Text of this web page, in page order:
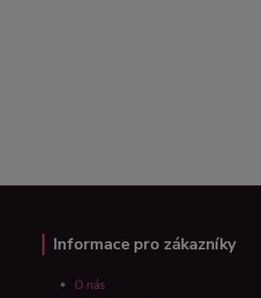
Informace pro zákazníky
O nás